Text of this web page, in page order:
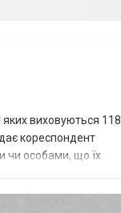
яких виховуються 118
кореспондент
чи особами, що їх